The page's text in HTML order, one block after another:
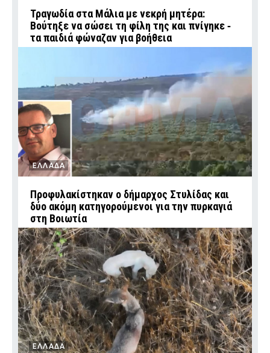
Τραγωδία στα Μάλια με νεκρή μητέρα:
Βούτηξε να σώσει τη φίλη της και πνίγηκε ‑
τα παιδιά φώναζαν για βοήθεια
ΕΛΛΑΔΑ
Προφυλακίστηκαν ο δήμαρχος Στυλίδας και
δύο ακόμη κατηγορούμενοι για την πυρκαγιά
στη Βοιωτία
ΕΛΛΑΔΑ